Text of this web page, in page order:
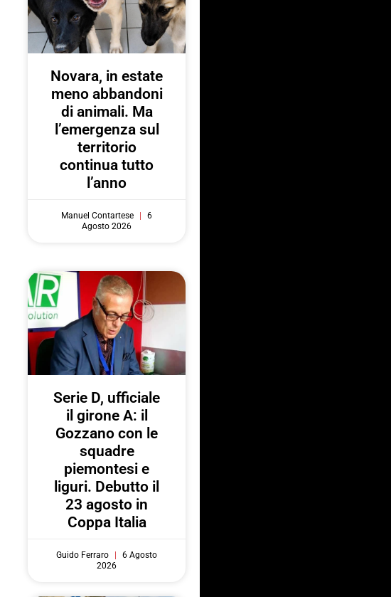
Novara, in estate
meno abbandoni
di animali. Ma
l’emergenza sul
territorio
continua tutto
l’anno
Manuel Contartese
6
Agosto 2026
Serie D, ufficiale
il girone A: il
Gozzano con le
squadre
piemontesi e
liguri. Debutto il
23 agosto in
Coppa Italia
Guido Ferraro
6 Agosto
2026